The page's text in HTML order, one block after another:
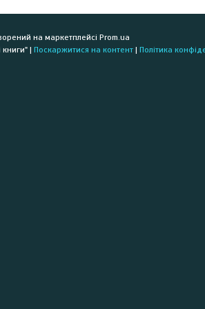
на маркетплейсі Prom.ua
Книжковий інтернет-магазин "Кращі книги" | Поскаржитися на контент | Політика